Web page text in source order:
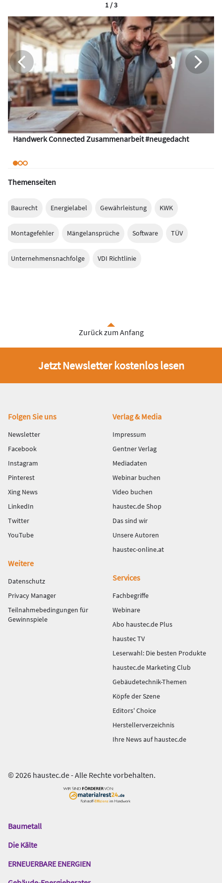
Handwerk Connected Zusammenarbeit #neugedacht
1 / 3
Themenseiten
Baurecht Energielabel Gewährleistung KWK
Montagefehler Mängelansprüche Software TÜV
Unternehmensnachfolge VDI Richtlinie
Zurück zum Anfang
Jetzt Newsletter kostenlos lesen
Fußbereich
Folgen Sie uns
Newsletter
Facebook
Instagram
Pinterest
Xing News
LinkedIn
Twitter
YouTube
Verlag & Media
Impressum
Gentner Verlag
Mediadaten
Webinar buchen
Video buchen
haustec.de Shop
Das sind wir
Unsere Autoren
haustec-online.at
Weitere
Datenschutz
Privacy Manager
Teilnahmebedingungen für
Gewinnspiele
Services
Fachbegriffe
Webinare
Abo haustec.de Plus
haustec TV
Leserwahl: Die besten Produkte
haustec.de Marketing Club
Gebäudetechnik-Themen
Köpfe der Szene
Editors' Choice
Herstellerverzeichnis
Ihre News auf haustec.de
© 2026 haustec.de - Alle Rechte vorbehalten.
Das
Gentner
Baumetall
Die Kälte
ERNEUERBARE ENERGIEN